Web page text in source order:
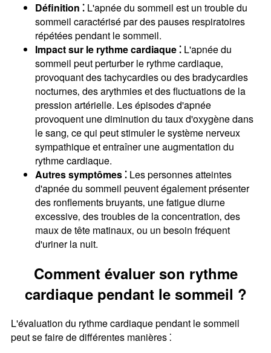
Définition ⁚L'apnée du sommeil est un trouble du
sommeil caractérisé par des pauses respiratoires
répétées pendant le sommeil.
Impact sur le rythme cardiaque ⁚L'apnée du
sommeil peut perturber le rythme cardiaque‚
provoquant des tachycardies ou des bradycardies
nocturnes‚ des arythmies et des fluctuations de la
pression artérielle. Les épisodes d'apnée
provoquent une diminution du taux d'oxygène dans
le sang‚ ce qui peut stimuler le système nerveux
sympathique et entraîner une augmentation du
rythme cardiaque.
Autres symptômes ⁚Les personnes atteintes
d'apnée du sommeil peuvent également présenter
des ronflements bruyants‚ une fatigue diurne
excessive‚ des troubles de la concentration‚ des
maux de tête matinaux‚ ou un besoin fréquent
d'uriner la nuit.
Comment évaluer son rythme
cardiaque pendant le sommeil ?
L'évaluation du rythme cardiaque pendant le sommeil
peut se faire de différentes manières ⁚